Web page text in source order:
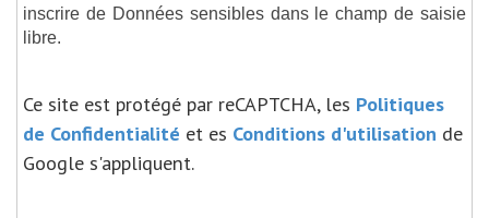
inscrire de Données sensibles dans le champ de saisie
libre.
Ce site est protégé par reCAPTCHA, les Politiques
de Confidentialité et es Conditions d'utilisation de
Google s'appliquent.